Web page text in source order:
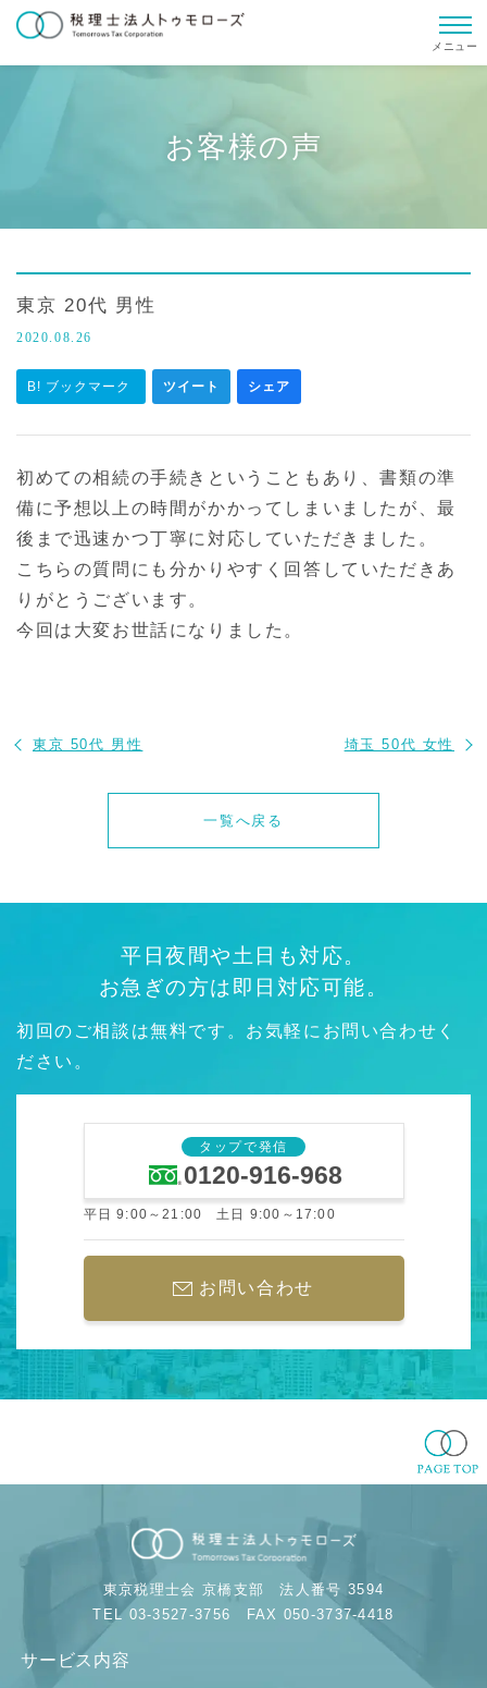
メニュー
お客様の声
東京 20代 男性
2020.08.26
B! ブックマーク ツイート シェア
初めての相続の手続きということもあり、書類の準
備に予想以上の時間がかかってしまいましたが、最
後まで迅速かつ丁寧に対応していただきました。
こちらの質問にも分かりやすく回答していただきあ
りがとうございます。
今回は大変お世話になりました。
東京 50代 男性
一覧へ戻る
埼玉 50代 女性
平日夜間や土日も対応。
お急ぎの方は即日対応可能。
初回のご相談は無料です。お気軽にお問い合わせく
ださい。
タップで発信
0120-916-968
平日 9:00～21:00 土日 9:00～17:00
お問い合わせ
東京税理士会 京橋支部法人番号 3594
TEL 03-3527-3756 FAX 050-3737-4418
サービス内容